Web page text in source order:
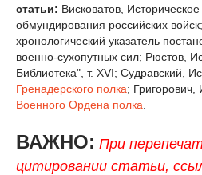
статьи: Висковатов,
обмундирования российских
хронологический указатель
военно-сухопутных сил; Рюстов,
Библиотека", т. XVI; Судравский,
Гренадерского полка; Григорович,
Военного Ордена полка
ВАЖНО: При
цитировании статьи,